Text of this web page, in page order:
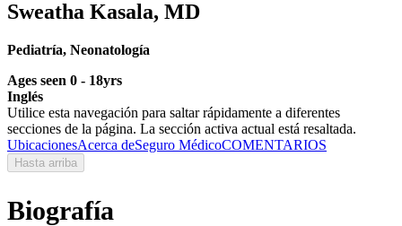
Sweatha Kasala, MD
Pediatría, Neonatología
Ages seen 0 - 18yrs
Inglés
Utilice esta navegación para saltar rápidamente a diferentes
secciones de la página. La sección activa actual está resaltada.
UbicacionesAcerca deSeguro MédicoCOMENTARIOS
Hasta arriba
Biografía